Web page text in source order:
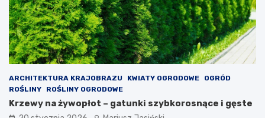
ARCHITEKTURA KRAJOBRAZU KWIATY OGRODOWE
OGRÓD
ROŚLINY
ROŚLINY OGRODOWE
Krzewy na żywopłot – gatunki szybkorosnące i gęste